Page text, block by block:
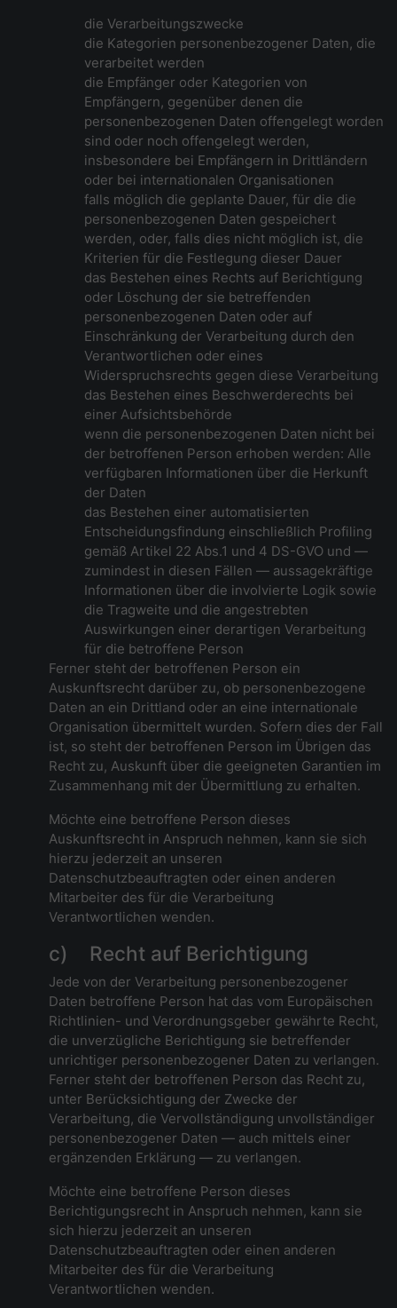
die Verarbeitungszwecke
die Kategorien personenbezogener Daten, die
verarbeitet werden
die Empfänger oder Kategorien von
Empfängern, gegenüber denen die
personenbezogenen Daten offengelegt worden
sind oder noch offengelegt werden,
insbesondere bei Empfängern in Drittländern
oder bei internationalen Organisationen
falls möglich die geplante Dauer, für die die
personenbezogenen Daten gespeichert
werden, oder, falls dies nicht möglich ist, die
Kriterien für die Festlegung dieser Dauer
das Bestehen eines Rechts auf Berichtigung
oder Löschung der sie betreffenden
personenbezogenen Daten oder auf
Einschränkung der Verarbeitung durch den
Verantwortlichen oder eines
Widerspruchsrechts gegen diese Verarbeitung
das Bestehen eines Beschwerderechts bei
einer Aufsichtsbehörde
wenn die personenbezogenen Daten nicht bei
der betroffenen Person erhoben werden: Alle
verfügbaren Informationen über die Herkunft
der Daten
das Bestehen einer automatisierten
Entscheidungsfindung einschließlich Profiling
gemäß Artikel 22 Abs.1 und 4 DS-GVO und —
zumindest in diesen Fällen — aussagekräftige
Informationen über die involvierte Logik sowie
die Tragweite und die angestrebten
Auswirkungen einer derartigen Verarbeitung
für die betroffene Person
Ferner steht der betroffenen Person ein
Auskunftsrecht darüber zu, ob personenbezogene
Daten an ein Drittland oder an eine internationale
Organisation übermittelt wurden. Sofern dies der Fall
ist, so steht der betroffenen Person im Übrigen das
Recht zu, Auskunft über die geeigneten Garantien im
Zusammenhang mit der Übermittlung zu erhalten.
Möchte eine betroffene Person dieses
Auskunftsrecht in Anspruch nehmen, kann sie sich
hierzu jederzeit an unseren
Datenschutzbeauftragten oder einen anderen
Mitarbeiter des für die Verarbeitung
Verantwortlichen wenden.
c) Recht auf Berichtigung
Jede von der Verarbeitung personenbezogener
Daten betroffene Person hat das vom Europäischen
Richtlinien- und Verordnungsgeber gewährte Recht,
die unverzügliche Berichtigung sie betreffender
unrichtiger personenbezogener Daten zu verlangen.
Ferner steht der betroffenen Person das Recht zu,
unter Berücksichtigung der Zwecke der
Verarbeitung, die Vervollständigung unvollständiger
personenbezogener Daten — auch mittels einer
ergänzenden Erklärung — zu verlangen.
Möchte eine betroffene Person dieses
Berichtigungsrecht in Anspruch nehmen, kann sie
sich hierzu jederzeit an unseren
Datenschutzbeauftragten oder einen anderen
Mitarbeiter des für die Verarbeitung
Verantwortlichen wenden.